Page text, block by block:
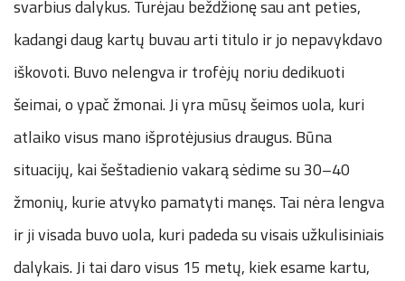
svarbius dalykus. Turėjau beždžionę sau ant peties,
kadangi daug kartų buvau arti titulo ir jo nepavykdavo
iškovoti. Buvo nelengva ir trofėjų noriu dedikuoti
šeimai, o ypač žmonai. Ji yra mūsų šeimos uola, kuri
atlaiko visus mano išprotėjusius draugus. Būna
situacijų, kai šeštadienio vakarą sėdime su 30–40
žmonių, kurie atvyko pamatyti manęs. Tai nėra lengva
ir ji visada buvo uola, kuri padeda su visais užkulisiniais
dalykais. Ji tai daro visus 15 metų, kiek esame kartu,